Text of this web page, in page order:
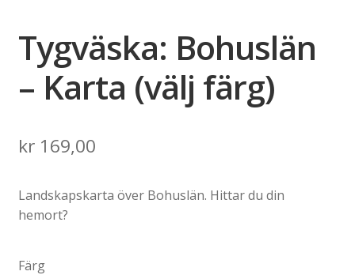
Tygväska: Bohuslän
– Karta (välj färg)
kr169,00
Landskapskarta över Bohuslän. Hittar du din
hemort?
Färg